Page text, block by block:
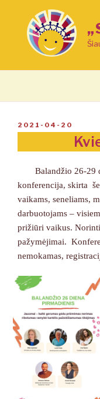
PASKELBTA
2021-04-20
Balandžio 26-29
konferencija, skirta
vaikams, seneliams,
darbuotojams –
prižiūri vaikus.
pažymėjimai.
nemokamas,